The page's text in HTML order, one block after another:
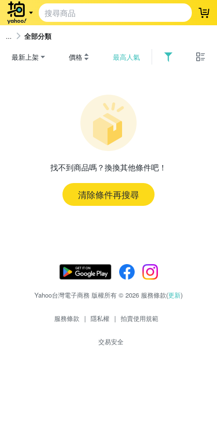
登
全部分類
最新上架 價格 最高人氣
找不到商品嗎？換換其他條件吧！
清除條件再搜尋
Yahoo台灣電子商務 版權所有 © 2026 服務條款(更新)
服務條款 | 隱私權 | 拍賣使用規範
交易安全